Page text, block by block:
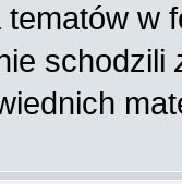
w
schodzili